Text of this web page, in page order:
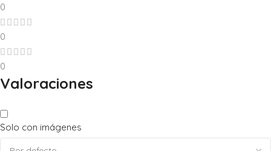
0
0
0
Valoraciones
Solo con imágenes